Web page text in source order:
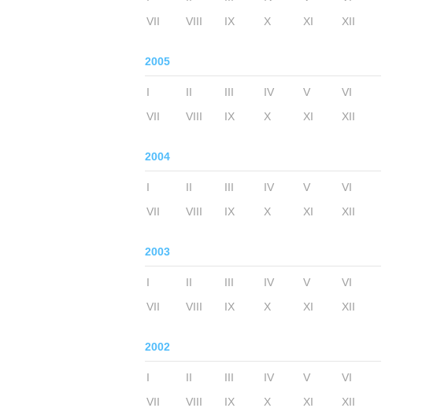
VII
VIII IX X XI XII
2005
I II III IV V
VI
VII
VIII IX X XI XII
2004
I II III IV V
VI
VII
VIII IX X XI XII
2003
I II III IV V
VI
VII
VIII IX X XI XII
2002
I II III IV V
VI
VII
VIII IX X XI XII